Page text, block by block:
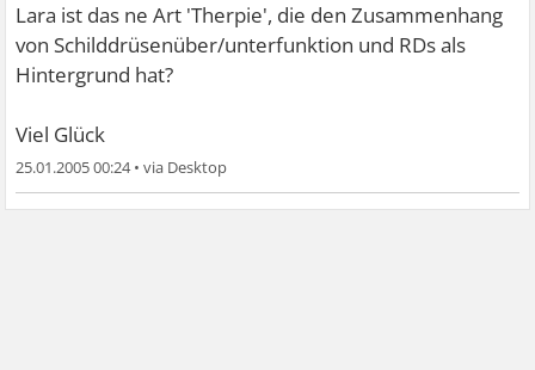
Lara ist das ne Art 'Therpie', die den Zusammenhang
von Schilddrüsenüber/unterfunktion und RDs als
Hintergrund hat?
Viel Glück
25.01.2005 00:24•